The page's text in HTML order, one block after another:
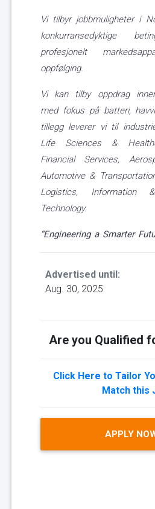
Vi tilbyr jobbmuligheter i
konkurransedyktige
profesjonelt
oppfølging.
Vi kan tilby oppdrag
med fokus på batteri,
tillegg leverer vi til
Life Sciences &
Financial Services,
Automotive &
Logistics, Information
Technology.
“Engineering a Smarter
Advertised until:
Aug. 30, 2025
Are you Qualified
Click Here to Tailor
Match this
APPLY